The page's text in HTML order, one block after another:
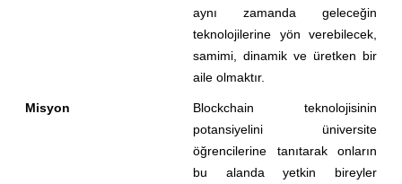
aynı zamanda geleceğin
teknolojilerine yön verebilecek,
samimi, dinamik ve üretken bir
aile olmaktır.
Misyon
Blockchain teknolojisinin
potansiyelini üniversite
öğrencilerine tanıtarak onların
bu alanda yetkin bireyler